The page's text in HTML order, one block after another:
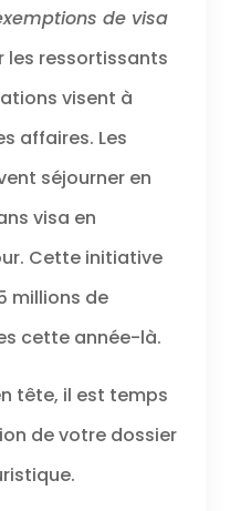
de visa
les ressortissants
visent à
affaires. Les
séjourner en
visa en
Cette initiative
millions de
cette année-là.
tête, il est temps
de votre dossier